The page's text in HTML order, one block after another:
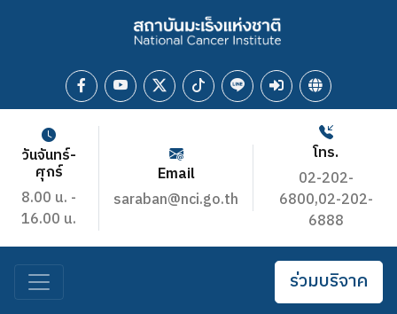
วันจันทร์-
ศุกร์
8.00 น. -
16.00 น.
Email
saraban@nci.go.th
โทร.
02-202-
6800,02-202-
6888
ร่วมบริจาค